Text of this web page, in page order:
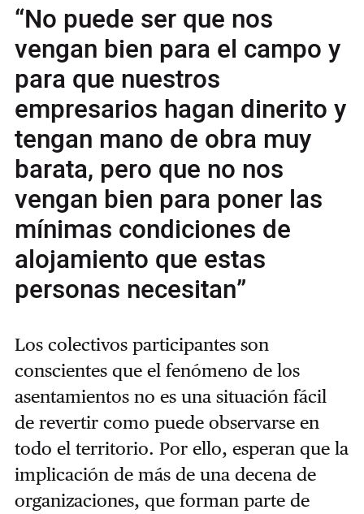
“No puede ser que nos
vengan bien para el campo y
para que nuestros
empresarios hagan dinerito y
tengan mano de obra muy
barata, pero que no nos
vengan bien para poner las
mínimas condiciones de
alojamiento que estas
personas necesitan”
Los colectivos participantes son
conscientes que el fenómeno de los
asentamientos no es una situación fácil
de revertir como puede observarse en
todo el territorio. Por ello, esperan que la
implicación de más de una decena de
organizaciones, que forman parte de